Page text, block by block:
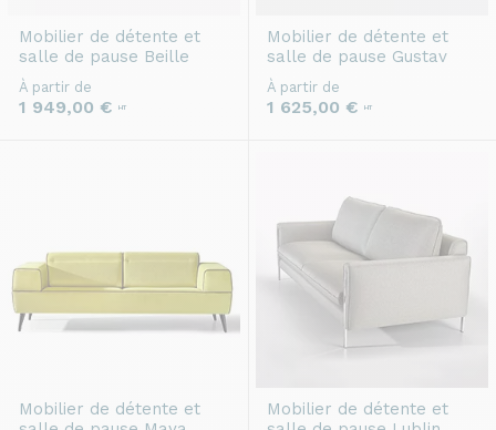
Mobilier de détente et
salle de pause Beille
À partir de
1 949,00 € HT
Mobilier de détente et
salle de pause Gustav
À partir de
1 625,00 € HT
Mobilier de détente et
Mobilier de détente et